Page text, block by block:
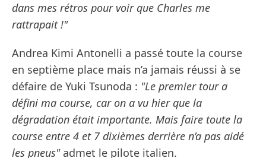
dans mes rétros pour voir que Charles me
rattrapait !"
Andrea Kimi Antonelli a passé toute la course
en septième place mais n’a jamais réussi à se
défaire de Yuki Tsunoda : "Le premier tour a
défini ma course, car on a vu hier que la
dégradation était importante. Mais faire toute la
course entre 4 et 7 dixièmes derrière n’a pas aidé
les pneus"admet le pilote italien.